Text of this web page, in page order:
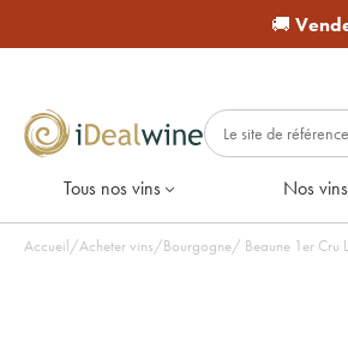
🚚
Tous nos vins Nos
Accueil/Acheter vins/Bourgogne/ Beaune 1er Cru